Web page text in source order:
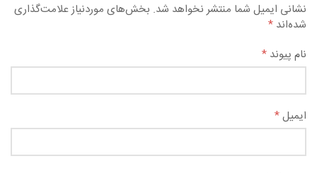
نشانی ایمیل شما منتشر نخواهد شد. بخش‌های موردنیاز علامت‌گذاری
شده‌اند *
نام پیوند *
ایمیل*